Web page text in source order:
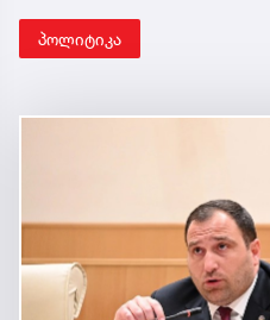
პოლიტიკა